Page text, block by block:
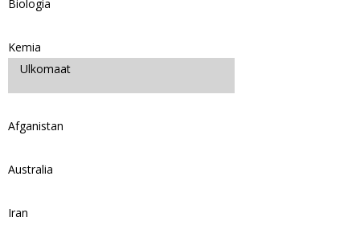
Biologia
Kemia
Ulkomaat
Afganistan
Australia
Iran